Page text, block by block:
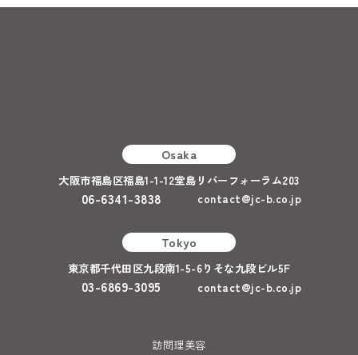
Osaka
大阪市福島区福島1-1-12堂島リバーフォーラム203
06-6341-3838 contact@jc-b.co.jp
Tokyo
東京都千代田区九段南1-5-6りそな九段ビル5F
03-6869-3095 contact@jc-b.co.jp
訪問理美容